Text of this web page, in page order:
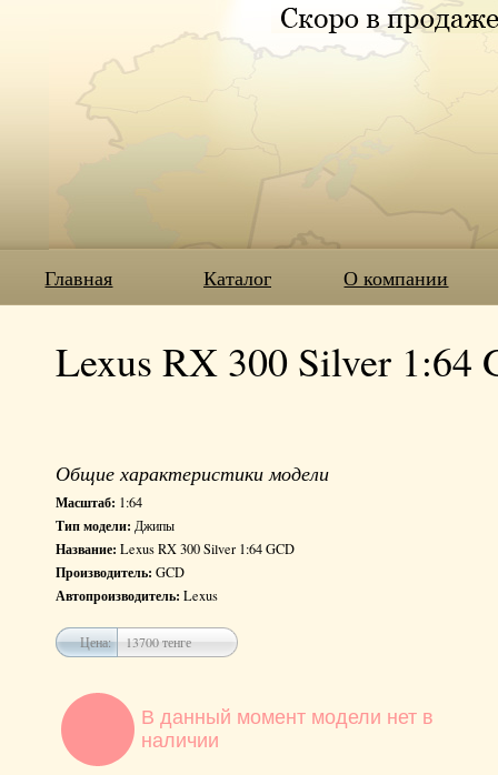
Главная Каталог О компании
Lexus RX 300 Silver 1:64
Общие характеристики модели
Масштаб: 1:64
Тип модели: Джипы
Название: Lexus RX 300 Silver 1:64 GCD
Производитель: GCD
Автопроизводитель: Lexus
Цена: 13700 тенге
В данный момент модели нет в
наличии